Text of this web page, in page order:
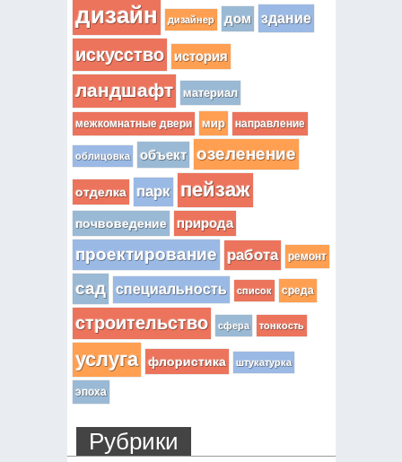
дизайн дизайнер дом здание
искусство история
ландшафт материал
межкомнатные двери мир направление
облицовка объект озеленение
отделка парк пейзаж
почвоведение природа
проектирование работа ремонт
сад специальность список среда
строительство сфера тонкость
услуга флористика штукатурка
эпоха
Рубрики